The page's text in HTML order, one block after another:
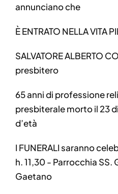
annunciano che
È ENTRATO NELLA VITA
SALVATORE ALBERTO
presbitero
65 anni di professione
presbiterale morto il 23
d’età
I FUNERALI saranno
h. 11,30 - Parrocchia SS.
Gaetano